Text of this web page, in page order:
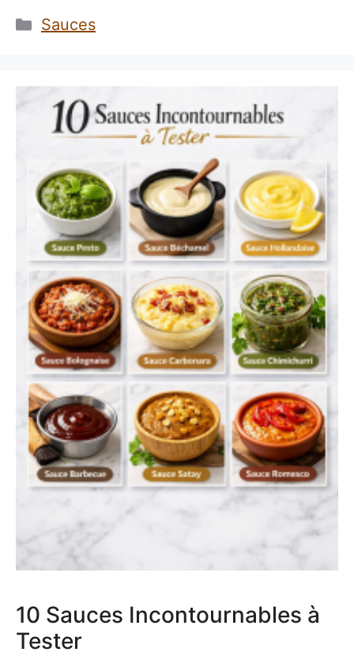
Catégories
Sauces
10 Sauces Incontournables à
Tester